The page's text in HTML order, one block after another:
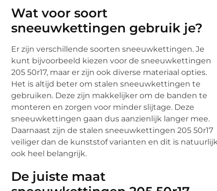
Wat voor soort
sneeuwkettingen gebruik je?
Er zijn verschillende soorten sneeuwkettingen. Je
kunt bijvoorbeeld kiezen voor de sneeuwkettingen
205 50r17, maar er zijn ook diverse materiaal opties.
Het is altijd beter om stalen sneeuwkettingen te
gebruiken. Deze zijn makkelijker om de banden te
monteren en zorgen voor minder slijtage. Deze
sneeuwkettingen gaan dus aanzienlijk langer mee.
Daarnaast zijn de stalen sneeuwkettingen 205 50r17
veiliger dan de kunststof varianten en dit is
ook heel belangrijk.
De juiste maat